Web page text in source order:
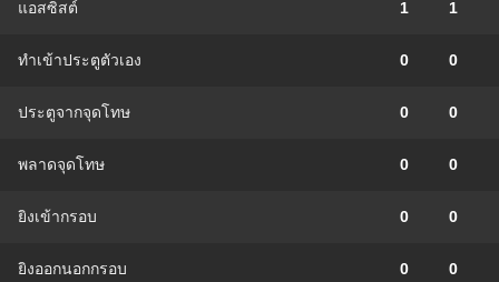
แอสซิสต์ 1 1
ทําเข้าประตูตัวเอง 0 0
ประตูจากจุดโทษ 0 0
พลาดจุดโทษ 0 0
ยิงเข้ากรอบ 0 0
ยิงออกนอกกรอบ 0 0